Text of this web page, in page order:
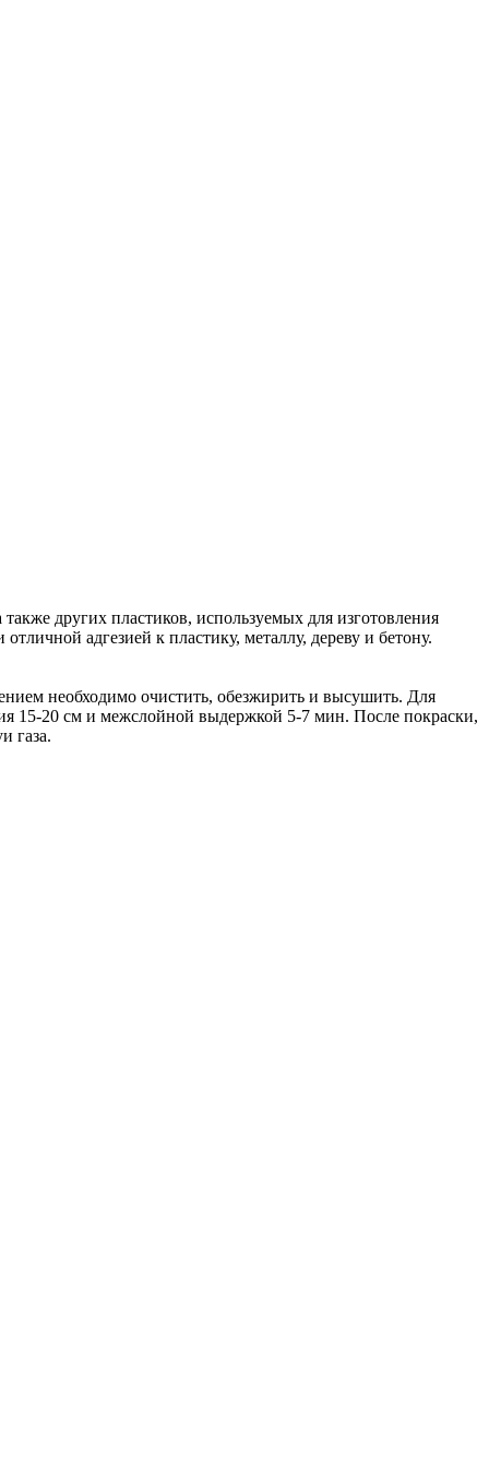
других пластиков, используемых для изготовления
адгезией к пластику, металлу, дереву и бетону.
необходимо очистить, обезжирить и высушить. Для
15-20 см и межслойной выдержкой 5-7 мин. После покраски,
газа.